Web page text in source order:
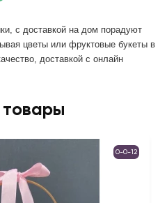
с доставкой на дом порадуют
цветы или фруктовые букеты в
доставкой с онлайн
0-0-12